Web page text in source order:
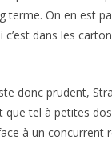
terme. On en est
c’est dans les
donc prudent,
tel à petites
à un concurrent